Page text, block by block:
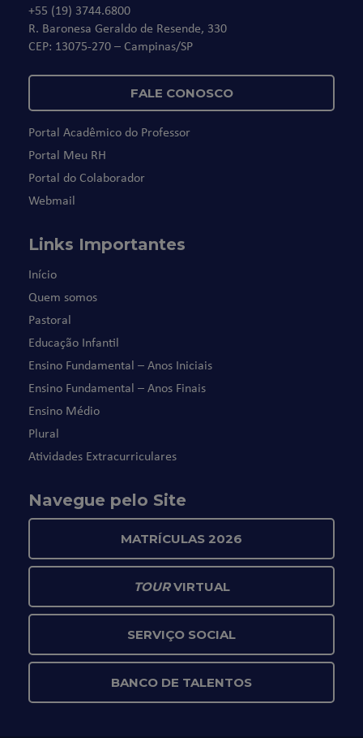
+55 (19) 3744.6800
R. Baronesa Geraldo de Resende, 330
CEP: 13075-270 – Campinas/SP
FALE CONOSCO
Portal Acadêmico do Professor
Portal Meu RH
Portal do Colaborador
Webmail
Links Importantes
Início
Quem somos
Pastoral
Educação Infantil
Ensino Fundamental – Anos Iniciais
Ensino Fundamental – Anos Finais
Ensino Médio
Plural
Atividades Extracurriculares
Navegue pelo Site
MATRÍCULAS 2026
TOURVIRTUAL
SERVIÇO SOCIAL
BANCO DE TALENTOS